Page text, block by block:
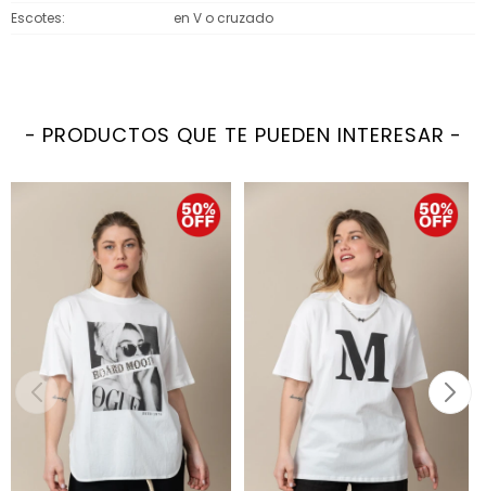
Escotes
en V o cruzado
PRODUCTOS QUE TE PUEDEN INTERESAR